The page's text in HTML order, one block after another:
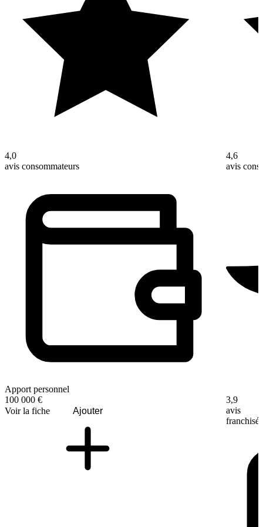
4,0
avis consommateurs
Apport personnel
100 000 €
Voir la fiche
Ajouter
4,6
avis
3,9
avis
franchisé